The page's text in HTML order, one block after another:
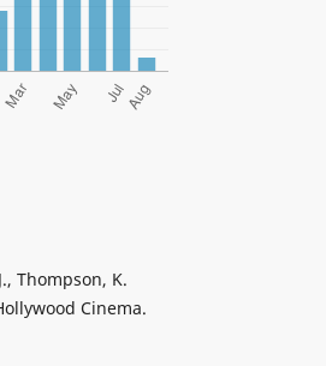
Thompson, K.
Cinema.